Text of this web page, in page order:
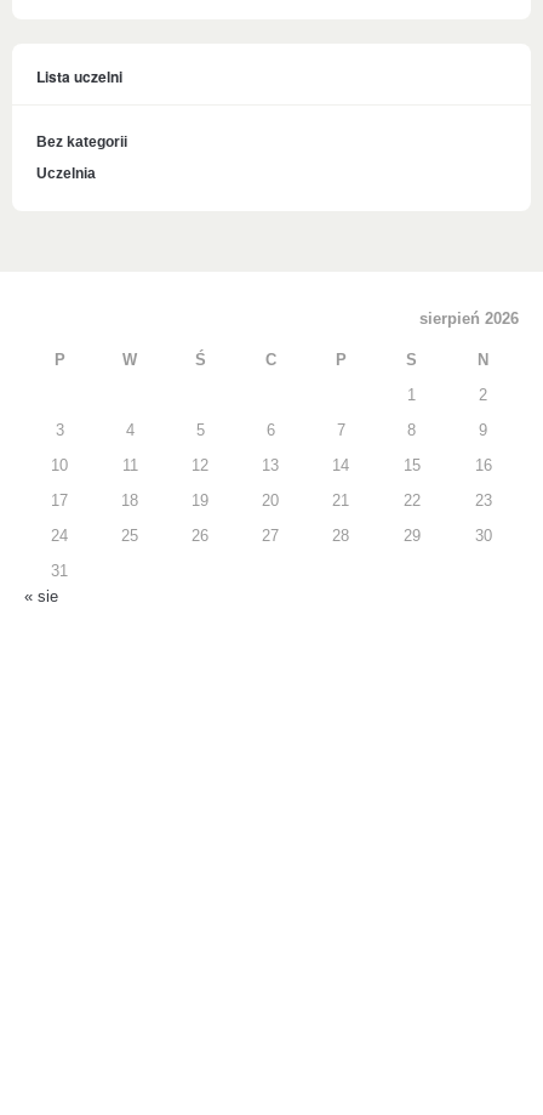
Lista uczelni
Bez kategorii
Uczelnia
sierpień 2026
P W Ś C P S N
1 2
3 4 5 6 7 8 9
10 11 12 13 14 15 16
17 18 19 20 21 22 23
24 25 26 27 28 29 30
31
« sie